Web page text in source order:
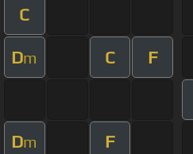
C
Dm C F
Dm F